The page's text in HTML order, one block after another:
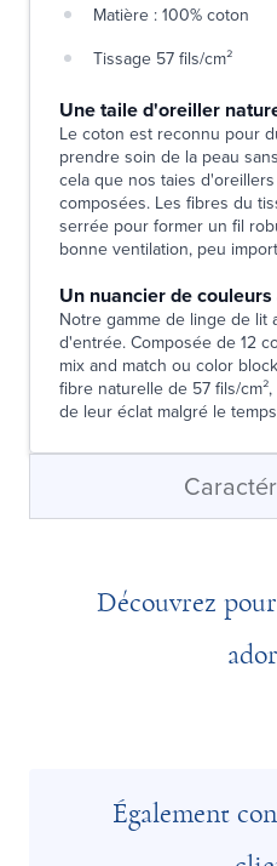
Matière : 100% coton
Tissage 57 fils/cm²
Une taile d'oreiller
Le coton est reconnu pour
prendre soin de la peau
cela que nos taies
composées. Les fibres du
serrée pour former un fil
bonne ventilation, peu
Un nuancier de
Notre gamme de linge de lit
d'entrée. Composée de 12
mix and match ou color
fibre naturelle de 57 fils/
de leur éclat malgré le
Découvrez
Également